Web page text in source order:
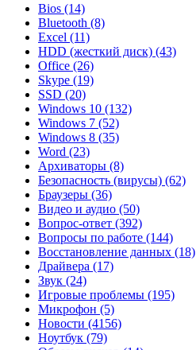
Bios (14)
Bluetooth (8)
Excel (11)
HDD (жесткий диск) (43)
Office (26)
Skype (19)
SSD (20)
Windows 10 (132)
Windows 7 (52)
Windows 8 (35)
Word (23)
Архиваторы (8)
Безопасность (вирусы) (62)
Браузеры (36)
Видео и аудио (50)
Вопрос-ответ (392)
Вопросы по работе (144)
Восстановление данных (18)
Драйвера (17)
Звук (24)
Игровые проблемы (195)
Микрофон (5)
Новости (4156)
Ноутбук (79)